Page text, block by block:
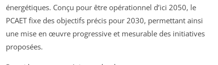
énergétiques. Conçu pour être opérationnel d’ici 2050, le
PCAET fixe des objectifs précis pour 2030, permettant ainsi
une mise en œuvre progressive et mesurable des initiatives
proposées.